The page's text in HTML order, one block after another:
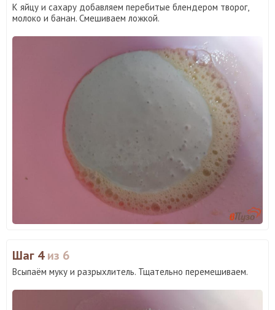
К яйцу и сахару добавляем перебитые блендером творог,
молоко и банан. Смешиваем ложкой.
Шаг 4из 6
Всыпаём муку и разрыхлитель. Тщательно перемешиваем.